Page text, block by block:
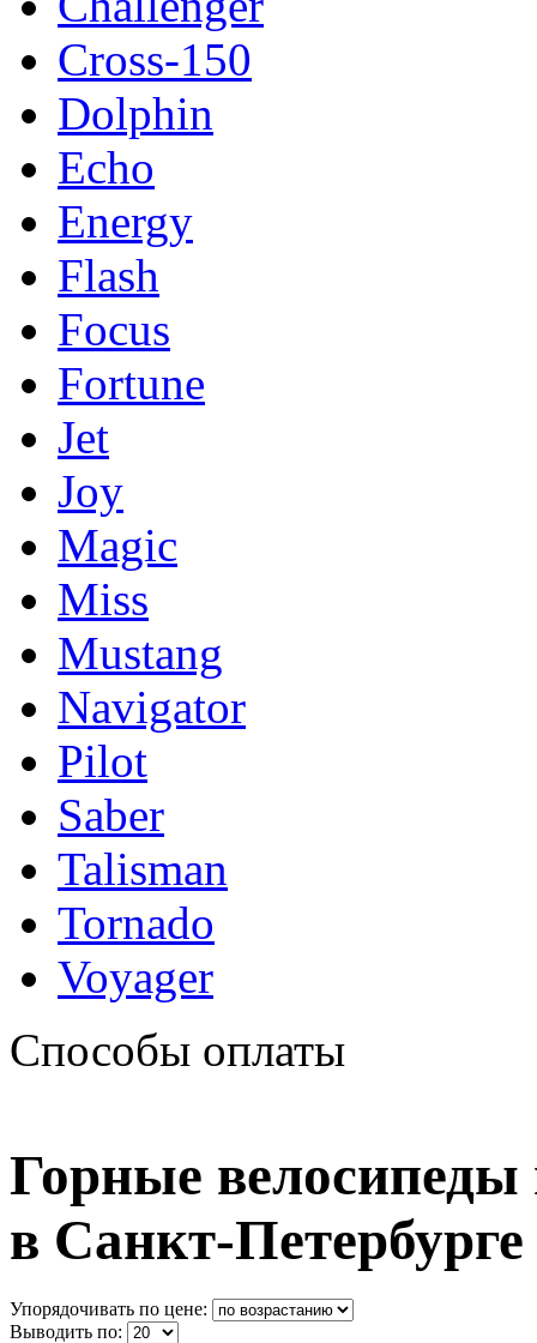
Cross-150
Dolphin
Echo
Energy
Flash
Focus
Fortune
Jet
Joy
Magic
Miss
Mustang
Navigator
Pilot
Saber
Talisman
Tornado
Voyager
Способы оплаты
Горные велосипеды
в Санкт-Петербурге
Упорядочивать по цене:
Выводить по: